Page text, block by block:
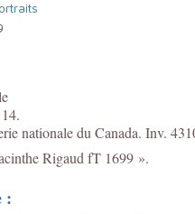
nationale du Canada. Inv.
Rigaud fT 1699 ».
: